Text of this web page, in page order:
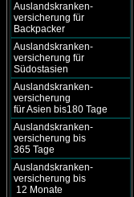
Auslandskranken-
versicherung für
Backpacker
Auslandskranken-
versicherung für
Südostasien
Auslandskranken-
versicherung
für Asien bis180 Tage
Auslandskranken-
versicherung bis
365 Tage
Auslandskranken-
versicherung bis
12 Monate